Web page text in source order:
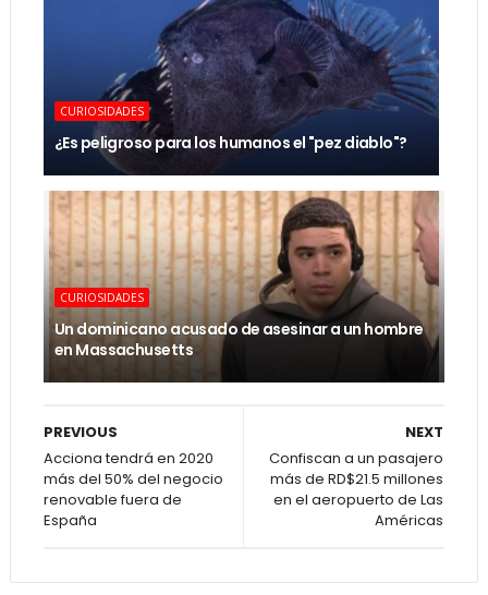
CURIOSIDADES
¿Es peligroso para los humanos el "pez diablo"?
CURIOSIDADES
Un dominicano acusado de asesinar a un hombre
en Massachusetts
NEXT
Confiscan a un pasajero
más de RD$21.5 millones
en el aeropuerto de Las
Américas
PREVIOUS
Acciona tendrá en 2020
más del 50% del negocio
renovable fuera de
España